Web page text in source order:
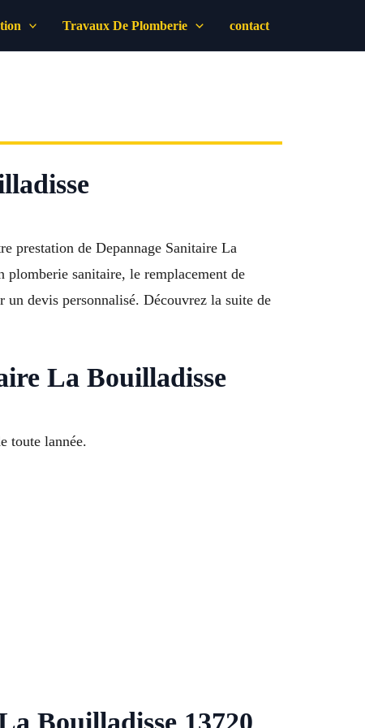
Travaux De Plomberie contact
prestation de Depannage Sanitaire La
plomberie sanitaire, le remplacement de
un devis personnalisé. Découvrez la suite de
La Bouilladisse
toute lannée.
Bouilladisse 13720